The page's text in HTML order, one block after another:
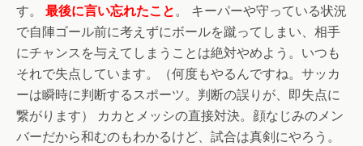
す。 最後に言い忘れたこと。 キーパーや守っている状況
で自陣ゴール前に考えずにボールを蹴ってしまい、相手
にチャンスを与えてしまうことは絶対やめよう。いつも
それで失点しています。（何度もやるんですね。サッカ
ーは瞬時に判断するスポーツ。判断の誤りが、即失点に
繋がります） カカとメッシの直接対決。顔なじみのメン
バーだから和むのもわかるけど、試合は真剣にやろう。